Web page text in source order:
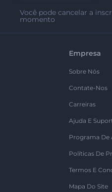
Você pode cancelar a
momento
Empresa
Sobre Nós
Contate-Nos
Carreiras
Ajuda E
Programa De
Políticas De
Termos E
Mapa Do Site